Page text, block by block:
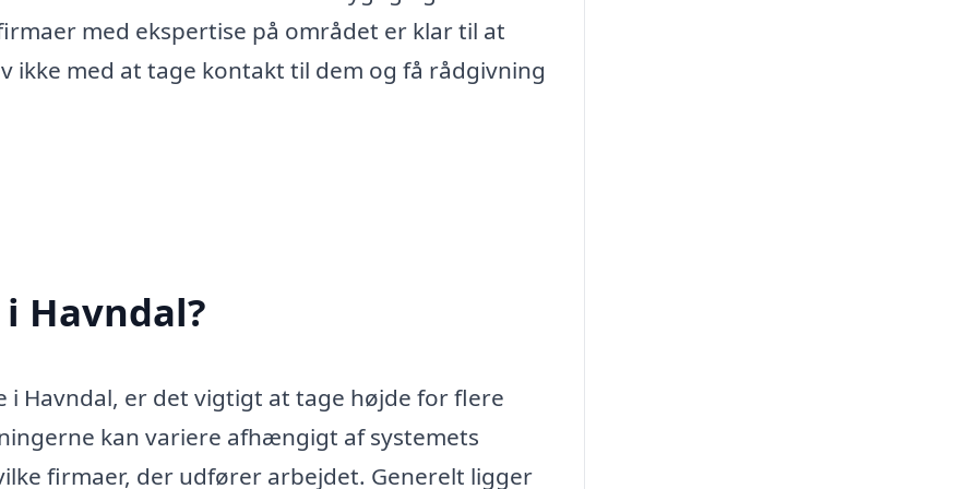
med ekspertise på området er klar til at
ikke med at tage kontakt til dem og få rådgivning
Havndal?
Havndal, er det vigtigt at tage højde for flere
kan variere afhængigt af systemets
firmaer, der udfører arbejdet. Generelt ligger